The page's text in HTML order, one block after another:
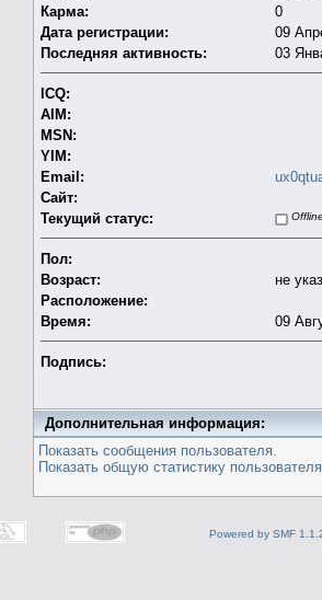
Карма:
0
Дата регистрации:
09
Последняя активность:
03
ICQ:
AIM:
MSN:
YIM:
Email:
Сайт:
Текущий статус:
Пол:
Возраст:
не
Расположение:
Время:
09
Подпись:
Дополнительная информация:
Показать сообщения пользователя.
Показать общую статистику
Powered by SMF